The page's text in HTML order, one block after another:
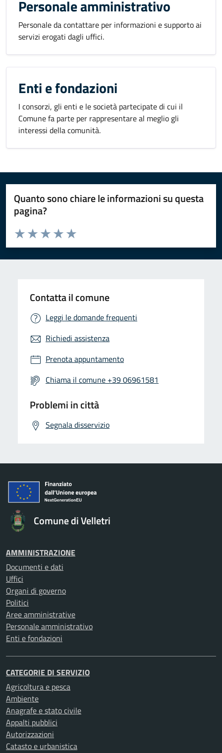
Personale amministrativo
Personale da contattare per informazioni e supporto ai
servizi erogati dagli uffici.
Enti e fondazioni
I consorzi, gli enti e le società partecipate di cui il
Comune fa parte per rappresentare al meglio gli
interessi della comunità.
Quanto sono chiare le informazioni su questa
pagina?
Valuta da 1 a 5 stelle la pagina
Valuta 5 stelle su 5
Valuta 4 stelle su 5
Valuta 3 stelle su 5
Valuta 2 stelle su 5
Valuta 1 stelle su 5
Contatta il comune
Leggi le domande frequenti
Richiedi assistenza
Prenota appuntamento
Chiama il comune +39 06961581
Problemi in città
Segnala disservizio
Comune di Velletri
AMMINISTRAZIONE
Documenti e dati
Uffici
Organi di governo
Politici
Aree amministrative
Personale amministrativo
Enti e fondazioni
CATEGORIE DI SERVIZIO
Agricoltura e pesca
Ambiente
Anagrafe e stato civile
Appalti pubblici
Autorizzazioni
Catasto e urbanistica